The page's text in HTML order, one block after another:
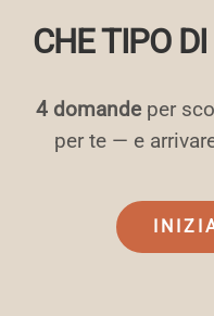
CHE TIPO
4 domandeper
per te — e